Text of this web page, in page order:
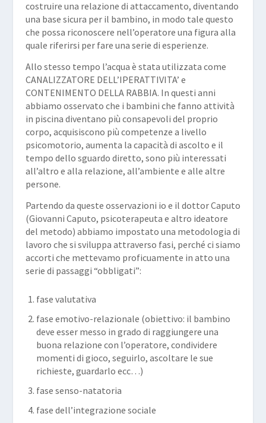
costruire una relazione di attaccamento, diventando
una base sicura per il bambino, in modo tale questo
che possa riconoscere nell’operatore una figura alla
quale riferirsi per fare una serie di esperienze.
Allo stesso tempo l’acqua è stata utilizzata come
CANALIZZATORE DELL’IPERATTIVITA’ e
CONTENIMENTO DELLA RABBIA. In questi anni
abbiamo osservato che i bambini che fanno attività
in piscina diventano più consapevoli del proprio
corpo, acquisiscono più competenze a livello
psicomotorio, aumenta la capacità di ascolto e il
tempo dello sguardo diretto, sono più interessati
all’altro e alla relazione, all’ambiente e alle altre
persone.
Partendo da queste osservazioni io e il dottor Caputo
(Giovanni Caputo, psicoterapeuta e altro ideatore
del metodo) abbiamo impostato una metodologia di
lavoro che si sviluppa attraverso fasi, perché ci siamo
accorti che mettevamo proficuamente in atto una
serie di passaggi “obbligati”:
fase valutativa
fase emotivo-relazionale (obiettivo: il bambino
deve esser messo in grado di raggiungere una
buona relazione con l’operatore, condividere
momenti di gioco, seguirlo, ascoltare le sue
richieste, guardarlo ecc…)
fase senso-natatoria
fase dell’integrazione sociale